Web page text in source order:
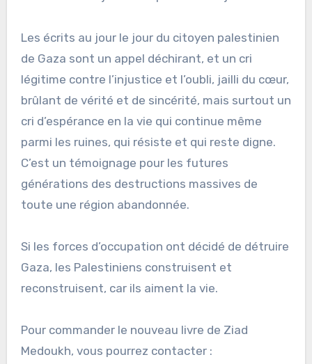
Les écrits au jour le jour du citoyen palestinien
de Gaza sont un appel déchirant, et un cri
légitime contre l’injustice et l’oubli, jailli du cœur,
brûlant de vérité et de sincérité, mais surtout un
cri d’espérance en la vie qui continue même
parmi les ruines, qui résiste et qui reste digne.
C’est un témoignage pour les futures
générations des destructions massives de
toute une région abandonnée.
Si les forces d’occupation ont décidé de détruire
Gaza, les Palestiniens construisent et
reconstruisent, car ils aiment la vie.
Pour commander le nouveau livre de Ziad
Medoukh, vous pourrez contacter :